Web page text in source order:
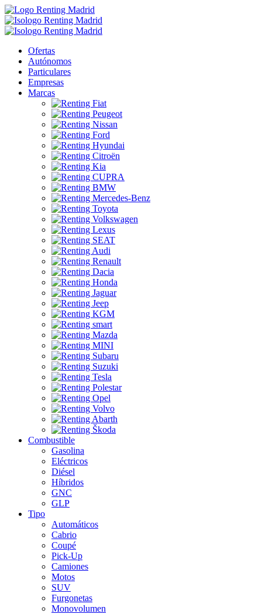
Ofertas
Autónomos
Particulares
Empresas
Marcas
Combustible
Gasolina
Eléctricos
Diésel
Híbridos
GNC
GLP
Tipo
Automáticos
Cabrio
Coupé
Pick-Up
Camiones
Motos
SUV
Furgonetas
Monovolumen